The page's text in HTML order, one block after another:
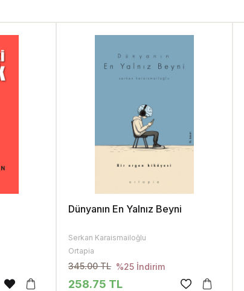
Dünyanın En Yalnız Beyni
Serkan Karaismailoğlu
Ortapia
345.00 TL %25 İndirim
258.75 TL